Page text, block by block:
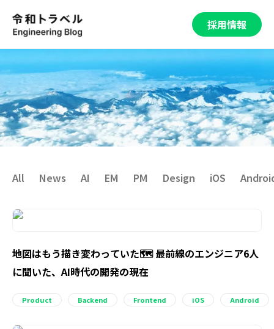
採用情報
All News AI EM PM Design iOS
地図はもう描き変わっていた🗺️ 最前線のエンジニア6人
に聞いた、AI時代の開発の現在
Product Backend Frontend iOS Android